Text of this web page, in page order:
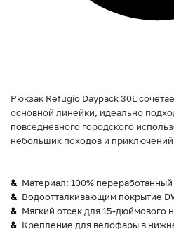
Рюкзак Refugio Daypack 30L
основной линейки, идеально
повседневного городского
небольших походов и
Материал: 100%
Водоотталкивающим покрытие
Мягкий отсек для 15-дюймового
Крепление для велофары в